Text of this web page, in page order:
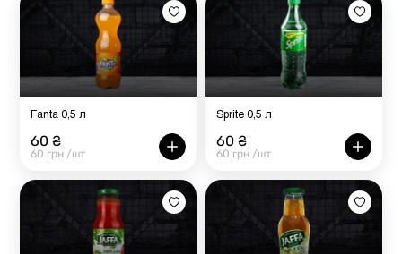
Fanta 0,5 л
60 ₴
60 грн /шт
Sprite 0,5 л
60 ₴
60 грн /шт